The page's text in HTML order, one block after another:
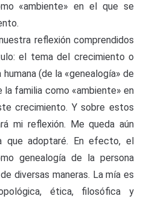
«ambiente» en el que se
reflexión comprendidos
el tema del crecimiento o
(de la «genealogía» de
la familia como «ambiente» en
crecimiento. Y sobre estos
mi reflexión. Me queda aún
que adoptaré. En efecto, el
genealogía de la persona
diversas maneras. La mía es
ética, filosófica y